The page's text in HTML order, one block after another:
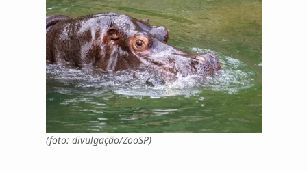
(foto: divulgação/ZooSP)